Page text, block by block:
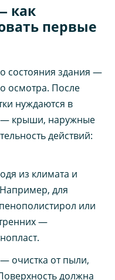
как
первые
состояния здания —
осмотра. После
нуждаются в
— крыши, наружные
действий:
из климата и
для
или
—
очистка от пыли,
должна